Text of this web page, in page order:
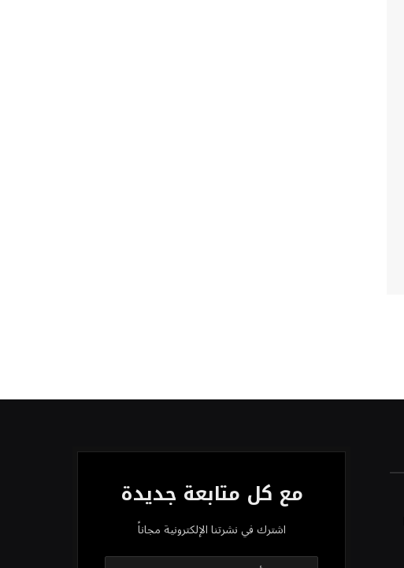
مع كل متابعة جديدة
اشترك في نشرتنا الإلكترونية مجاناً